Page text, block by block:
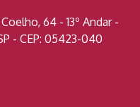
64 - 13º Andar -
- CEP: 05423-040